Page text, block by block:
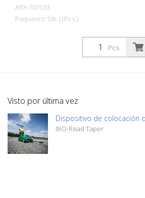
ARX-707533
Paquetes: Stk. (1Pcs.)
La VA 30 SH está disponible para
trabajos pesados de limpieza y
desbaste. Una máquina maniobrable y
eliminación de lechada de hormigón,
costras de suciedad o revestimientos de
plástico forman parte del trabajo diario.
También demuestra su eficacia en
trabajos de demarcación y en la
eliminación de superficies de goma en
Pcs.
Visto por última vez
Dispositivo de colocación
IBO-Road Taper